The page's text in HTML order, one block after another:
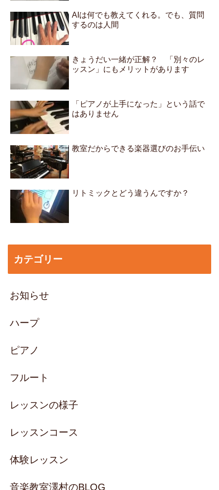
AIは何でも教えてくれる。でも、質問
するのは人間
きょうだい一緒が正解？ 「別々のレ
ッスン」にもメリットがあります
「ピアノが上手になった」という話で
はありません
教室だからできる楽器選びのお手伝い
リトミックとどう違うんですか？
カテゴリー
お知らせ
ハープ
ピアノ
フルート
レッスンの様子
レッスンコース
体験レッスン
音楽教室澤村のBLOG